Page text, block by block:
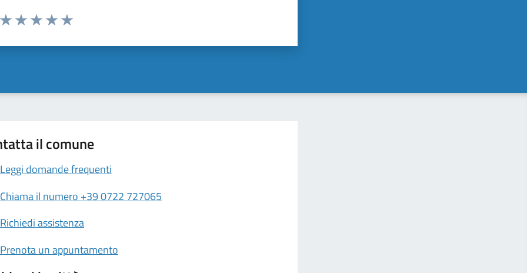
Valuta da 1 a 5 stelle la pagina
il comune
Leggi domande frequenti
Chiama il numero +39 0722 727065
Richiedi assistenza
Prenota un appuntamento